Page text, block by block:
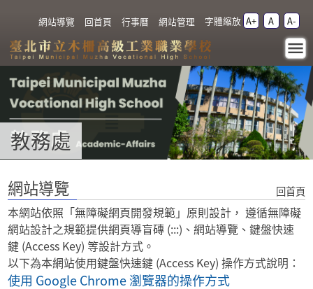
網站導覽 回首頁 行事曆 網站管理 字體縮放 A+ A A-
網站導覽 - 教務處 - 臺北
市立木柵高級工業職業
學校
教務處
:::
網站導覽 回首頁
本網站依照「無障礙網頁開發規範」原則設計， 遵循無障礙
網站設計之規範提供網頁導盲磚 (:::)、網站導覽、鍵盤快速
鍵 (Access Key) 等設計方式。
以下為本網站使用鍵盤快速鍵 (Access Key) 操作方式說明：
使用 Google Chrome 瀏覽器的操作方式